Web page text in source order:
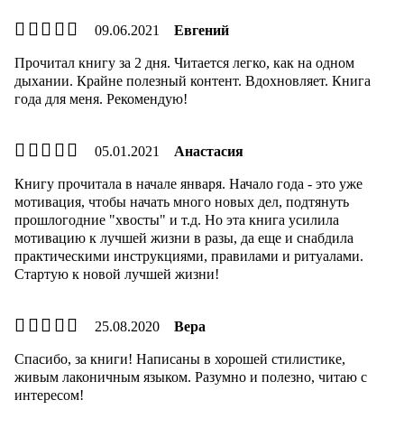
09.06.2021 Евгений
Прочитал книгу за 2 дня. Читается легко, как на одном
дыхании. Крайне полезный контент. Вдохновляет. Книга
года для меня. Рекомендую!
05.01.2021 Анастасия
Книгу прочитала в начале января. Начало года - это уже
мотивация, чтобы начать много новых дел, подтянуть
прошлогодние "хвосты" и т.д. Но эта книга усилила
мотивацию к лучшей жизни в разы, да еще и снабдила
практическими инструкциями, правилами и ритуалами.
Стартую к новой лучшей жизни!
25.08.2020 Вера
Спасибо, за книги! Написаны в хорошей стилистике,
живым лаконичным языком. Разумно и полезно, читаю с
интересом!